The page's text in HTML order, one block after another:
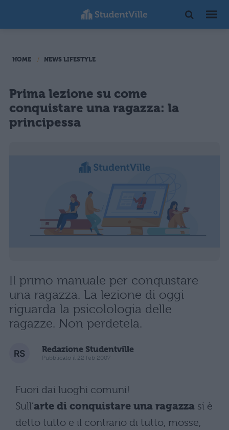
HOME NEWS LIFESTYLE
Prima lezione su come
conquistare una ragazza: la
principessa
Il primo manuale per conquistare
una ragazza. La lezione di oggi
riguarda la psicolologia delle
ragazze. Non perdetela.
Redazione Studentville
Pubblicato il 22 feb 2007
Fuori dai luoghi comuni!
Sull’arte di conquistare una ragazza si è
detto tutto e il contrario di tutto, mosse,